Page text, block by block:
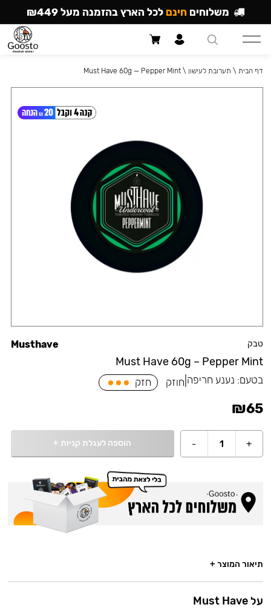
טבק
Must Have 60g – Pepper Mint
Musthave
בטעם: נענע חריפה חוזק חזק
₪65
+
1
- הוספה לעגלת קניות +
דף הבית \ תערובת לעישון \
Must Have 60g — Pepper Mint
תיאור המוצר +
על Must Have
משלוחים חינם לכל הארץ בהזמנה מעל ₪449